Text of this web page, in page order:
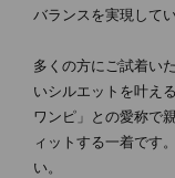
バランスを実現してい
多くの方にご試着い
いシルエットを叶え
ワンピ」との愛称で
ィットする一着です
い。